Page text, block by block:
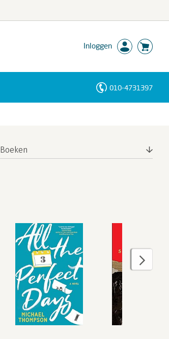
Inloggen
010-4731397
Boeken